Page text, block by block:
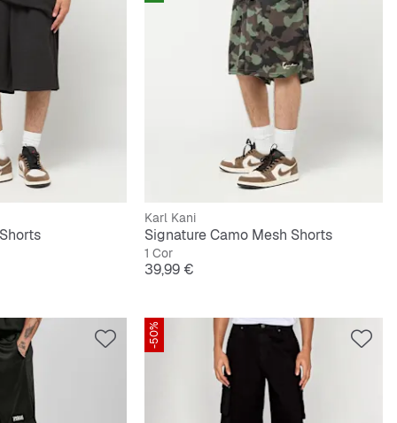
Karl Kani
Signature Camo Mesh Shorts
1 Cor
Preço
39,99 €
-50%